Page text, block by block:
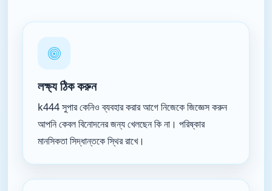
লক্ষ্য ঠিক করুন
k444 সুপার কেনিও ব্যবহার করার আগে নিজেকে জিজ্ঞেস করুন
আপনি কেবল বিনোদনের জন্য খেলছেন কি না। পরিষ্কার
মানসিকতা সিদ্ধান্তকে স্থির রাখে।